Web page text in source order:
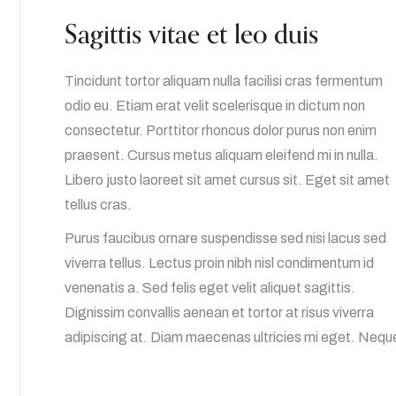
Sagittis vitae et leo duis
Tincidunt tortor aliquam nulla facilisi cras fermentum
odio eu. Etiam erat velit scelerisque in dictum non
consectetur. Porttitor rhoncus dolor purus non enim
praesent. Cursus metus aliquam eleifend mi in nulla.
Libero justo laoreet sit amet cursus sit. Eget sit amet
tellus cras.
Purus faucibus ornare suspendisse sed nisi lacus sed
viverra tellus. Lectus proin nibh nisl condimentum id
venenatis a. Sed felis eget velit aliquet sagittis.
Dignissim convallis aenean et tortor at risus viverra
adipiscing at. Diam maecenas ultricies mi eget.